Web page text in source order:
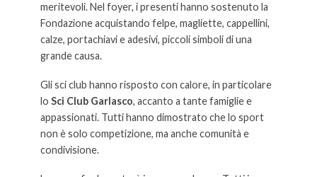
meritevoli. Nel foyer, i presenti hanno sostenuto la
Fondazione acquistando felpe, magliette, cappellini,
calze, portachiavi e adesivi, piccoli simboli di una
grande causa.
Gli sci club hanno risposto con calore, in particolare
lo Sci Club Garlasco, accanto a tante famiglie e
appassionati. Tutti hanno dimostrato che lo sport
non è solo competizione, ma anche comunità e
condivisione.